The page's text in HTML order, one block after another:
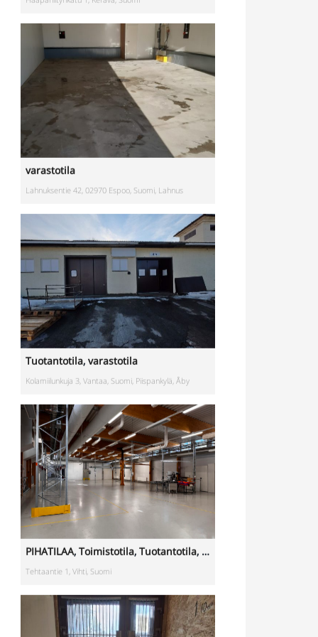
varastotila
Lahnuksentie 42, 02970 Espoo, Suomi, Lahnus
Tuotantotila,varastotila
Kolamiilunkuja 3, Vantaa, Suomi, Piispankylä, Åby
PIHATILAA Toimistotila Tuotantotila
Tehtaantie 1, Vihti, Suomi